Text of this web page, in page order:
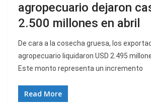
agropecuario dejaron
2.500 millones en abril
De cara a la cosecha gruesa, los
agropecuario liquidaron USD 2.495
Este monto representa un incremento
Read More